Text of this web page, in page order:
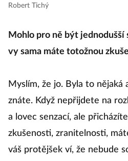
Robert Tichý
Mohlo pro ně být
vy sama máte totožnou
Myslím, že jo. Byla to nějaká
znáte. Když nepřijdete na
a lovec senzací, ale
zkušenosti, zranitelnosti,
váš protějšek ví, že nebude